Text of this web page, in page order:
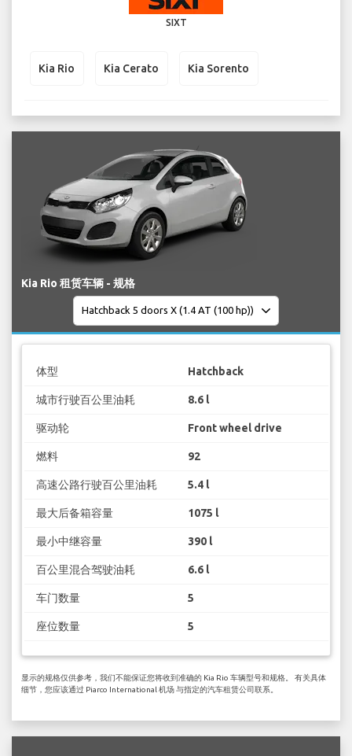
SIXT
Kia Rio Kia Cerato Kia Sorento
Kia Rio 租赁车辆 - 规格
体型 Hatchback
城市行驶百公里油耗 8.6 l
驱动轮 Front wheel drive
燃料 92
高速公路行驶百公里油耗 5.4 l
最大后备箱容量 1075 l
最小中继容量 390 l
百公里混合驾驶油耗 6.6 l
车门数量 5
座位数量 5
显示的规格仅供参考，我们不能保证您将收到准确的 Kia Rio 车辆型号和规格。 有关具体
细节，您应该通过 Piarco International 机场 与指定的汽车租赁公司联系。